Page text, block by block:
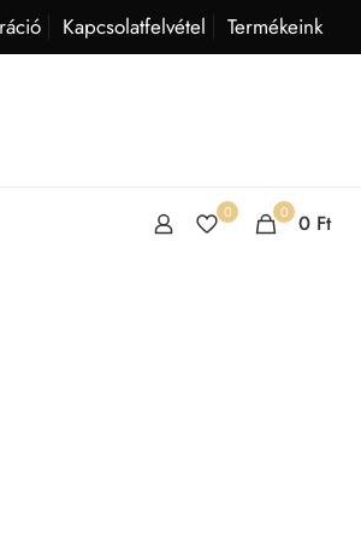
Kapcsolatfelvétel Termékeink
0 0 0 Ft